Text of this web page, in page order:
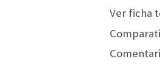
Ver ficha